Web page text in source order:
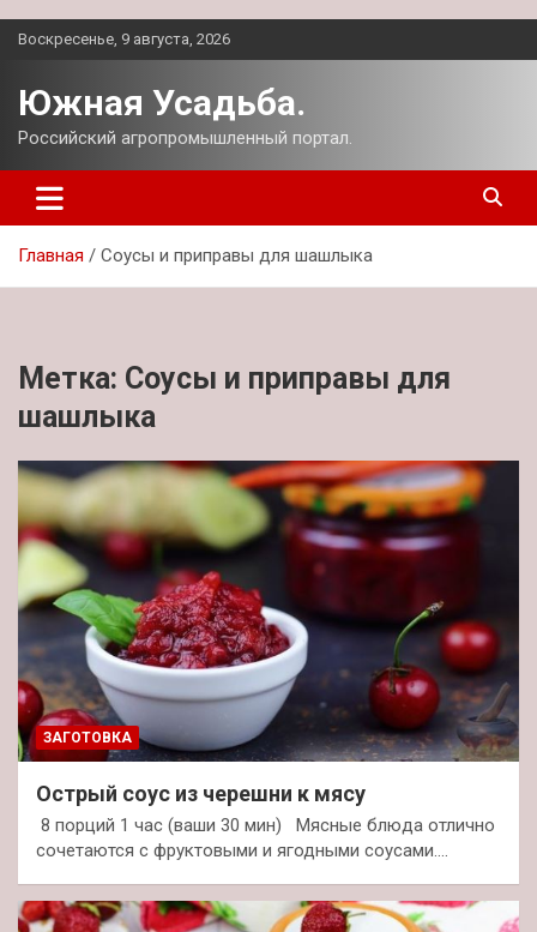
Перейти
Воскресенье, 9 августа, 2026
Южная Усадьба.
Российский агропромышленный портал.
Главная Соусы и приправы для шашлыка
Метка: Соусы и приправы для
шашлыка
ЗАГОТОВКА
Острый соус из черешни к мясу
8 порций 1 час (ваши 30 мин) Мясные блюда отлично
сочетаются с фруктовыми и ягодными соусами.…